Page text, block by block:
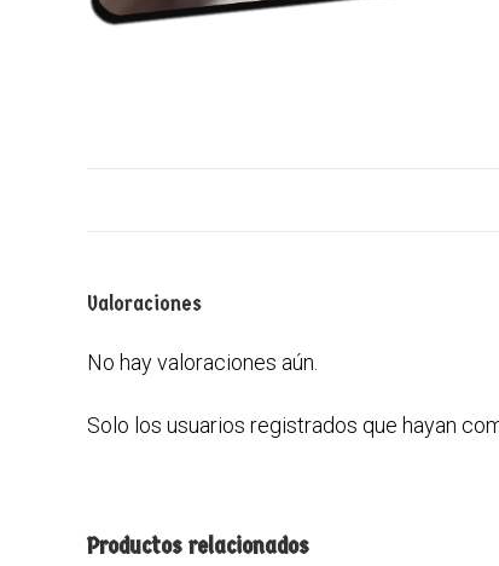
Valoraciones
No hay valoraciones aún.
Solo los usuarios registrados que hayan
Productos relacionados